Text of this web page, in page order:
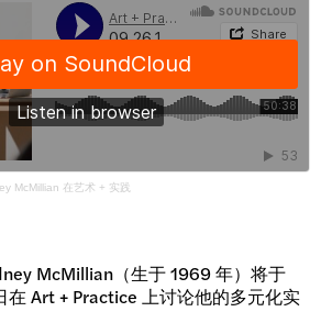
McMillian 在艺术 + 实践
McMillian（生于 1969 年）将于
Art + Practice 上讨论他的多元化实